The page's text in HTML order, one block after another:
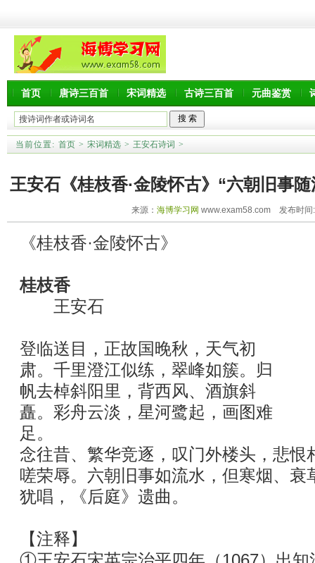
首页 唐诗三百首 宋词精选 古诗三百首 元曲鉴赏
当前位置: 首页 > 宋词精选 > 王安石诗词 >
王安石《桂枝香·金陵怀古》“六朝旧事
译及赏析
来源： 海博学习网 www.exam58.com 发布时间
《桂枝香·金陵怀古》
桂枝香
王安石
登临送目，正故国晚秋，天气初
肃。千里澄江似练，翠峰如簇。归
帆去棹斜阳里，背西风、酒旗斜
矗。彩舟云淡，星河鹭起，画图难
足。
念往昔、繁华竞逐，叹门外楼头，悲恨
嗟荣辱。六朝旧事如流水，但寒烟、衰
犹唱，《后庭》遗曲。
【注释】